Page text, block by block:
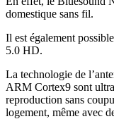
domestique sans fil.
Il est également
5.0 HD.
La technologie de
ARM Cortex9 sont
reproduction sans
logement, même avec